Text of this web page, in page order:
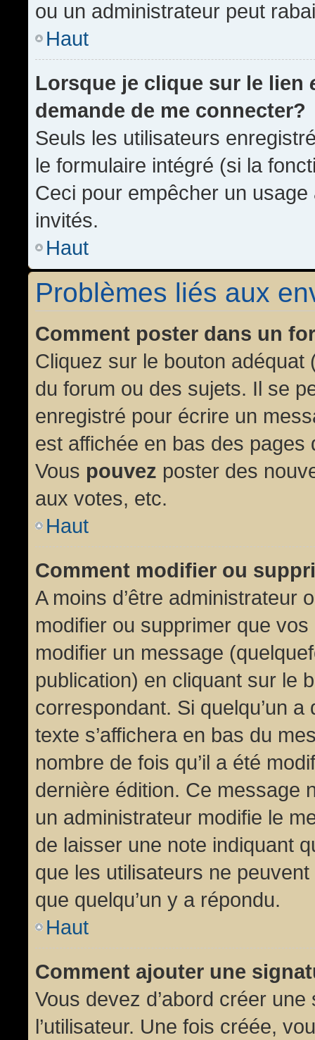
ou un administrateur peut
Haut
Lorsque je clique sur le lien
demande de me connecter?
Seuls les utilisateurs
le formulaire intégré (si la
Ceci pour empêcher un
invités.
Haut
Problèmes liés aux
Comment poster dans un
Cliquez sur le bouton
du forum ou des sujets. Il se
enregistré pour écrire un
est affichée en bas des
Vous pouvez poster des
aux votes, etc.
Haut
Comment modifier ou
A moins d’être administrateur
modifier ou supprimer que
modifier un message
publication) en cliquant sur le
correspondant. Si quelqu’un
texte s’affichera en bas du
nombre de fois qu’il a été
dernière édition. Ce message
un administrateur modifie le
de laisser une note indiquant
que les utilisateurs ne
que quelqu’un y a répondu.
Haut
Comment ajouter une
Vous devez d’abord créer
l’utilisateur. Une fois créée,